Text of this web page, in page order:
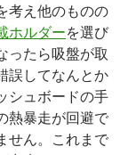
考え他のものの
ホルダーを選び
ったら吸盤が取
誤してなんとか
シュボードの手
熱暴走が回避で
せん。これまで